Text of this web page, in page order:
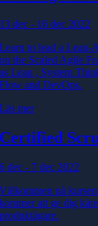
13 dec - 16 dec 2022
Learn to lead a Lean-
on the Scaled Agile
as Lean , System
Flow and DevOps.
Läs mer
Certified
6 dec - 7 dec 2022
Välkommen på
kommer att ge dig
produktägare.